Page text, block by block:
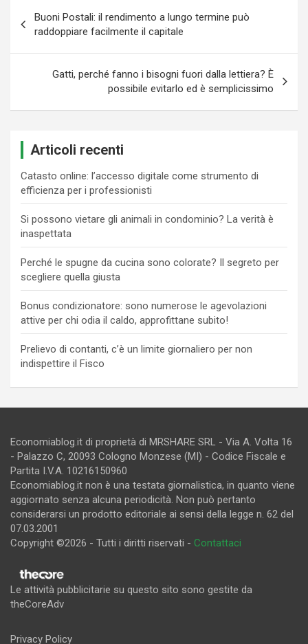
articoli
Buoni Postali: il rendimento a lungo termine può
raddoppiare facilmente il capitale
Gatti, perché fanno i bisogni fuori dalla lettiera? È
possibile evitarlo ed è semplicissimo
Articoli recenti
Catasto online: l’accesso digitale come strumento di
efficienza per i professionisti
Si possono vietare gli animali in condominio? La verità è
inaspettata
Perché le spugne da cucina sono colorate? Il segreto per
scegliere quella giusta
Bonus condizionatore: sono numerose le agevolazioni
attive per chi odia il caldo, approfittane subito!
Prelievo di contanti, c’è un limite giornaliero per non
indispettire il Fisco
Economiablog.it di proprietà di MRSHARE SRL - Via A. Volta 16
- Palazzo C, 20093 Cologno Monzese (MI) - Codice Fiscale e
Partita I.V.A. 10216150960
Economiablog.it non è una testata giornalistica, in quanto viene
aggiornato senza alcuna periodicità. Non può pertanto
considerarsi un prodotto editoriale ai sensi della legge n. 62 del
07.03.2001
Copyright ©2026 - Tutti i diritti riservati - Contattaci
Le attività pubblicitarie su questo sito sono gestite da
theCoreAdv
Privacy Policy